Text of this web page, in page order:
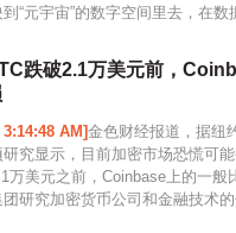
“元宇宙”的数字空间里去，在
跌破2.1万美元前，
3:14:48 AM]金色财经报道，据纽
究显示，目前加密市场恐慌可
万美元之前，Coinbase上的一般
研究加密货币公司和金融技术